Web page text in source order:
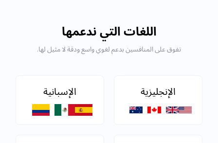
اللغات التي ندعمها
تفوق على المنافسين بدعم لغوي واسع ودقة لا مثيل لها.
الإنجليزية الإسبانية